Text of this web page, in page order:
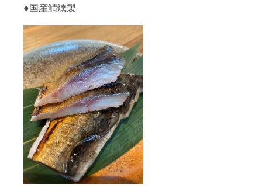
●国産鯖燻製